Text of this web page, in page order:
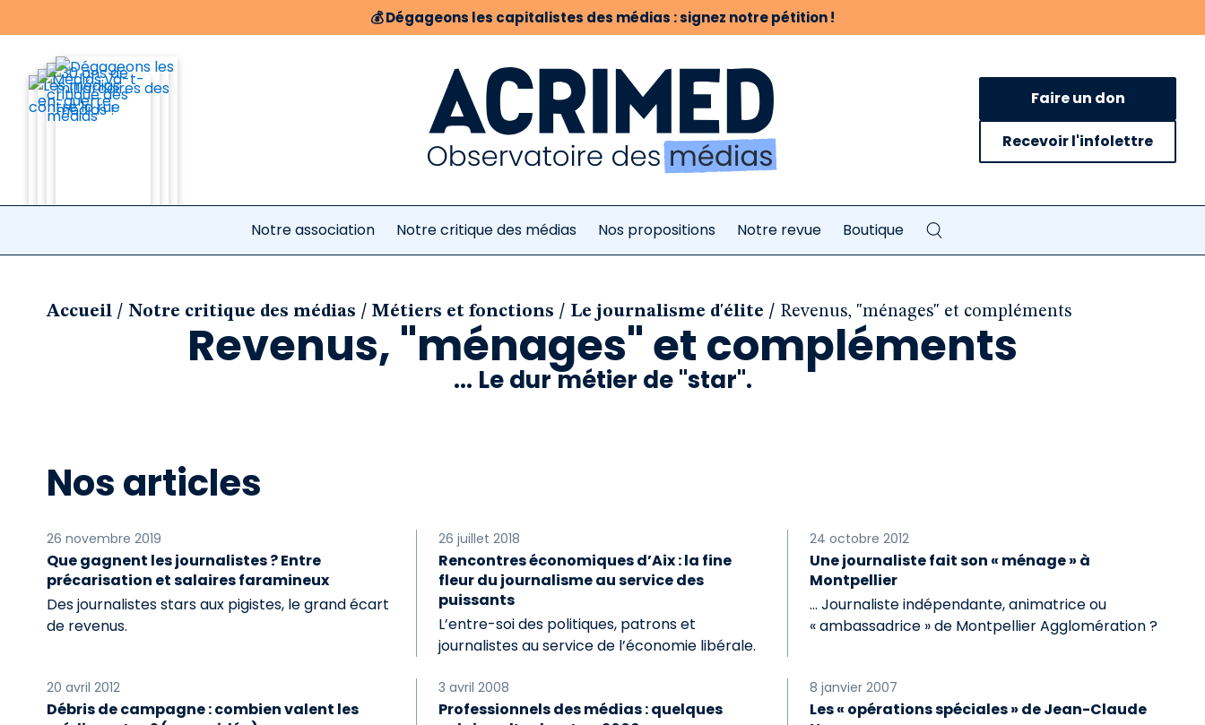
💰Dégageons les capitalistes des médias : signez notre pétition !
Faire un don
Recevoir l'infolettre
Notre association Notre critique des médias Nos propositions Notre revue Boutique
Accueil / Notre critique des médias / Métiers et fonctions / Le journalisme d'élite / Revenus, "ménages" et compléments
Revenus, "ménages" et compléments
... Le dur métier de "star".
Nos articles
26 novembre 2019
Que gagnent les journalistes ? Entre
précarisation et salaires faramineux
Des journalistes stars aux pigistes, le grand écart
de revenus.
26 juillet 2018
Rencontres économiques d’Aix : la fine
fleur du journalisme au service des
puissants
L’entre-soi des politiques, patrons et
journalistes au service de l’économie libérale.
24 octobre 2012
Une journaliste fait son « ménage » à
Montpellier
… Journaliste indépendante, animatrice ou
« ambassadrice » de Montpellier Agglomération ?
20 avril 2012
Débris de campagne : combien valent les
3 avril 2008
Professionnels des médias : quelques
8 janvier 2007
Les « opérations spéciales » de Jean-Claude